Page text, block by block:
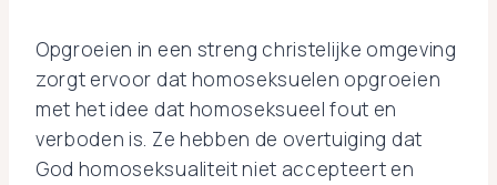
Opgroeien in een streng christelijke omgeving
zorgt ervoor dat homoseksuelen opgroeien
met het idee dat homoseksueel fout en
verboden is. Ze hebben de overtuiging dat
God homoseksualiteit niet accepteert en